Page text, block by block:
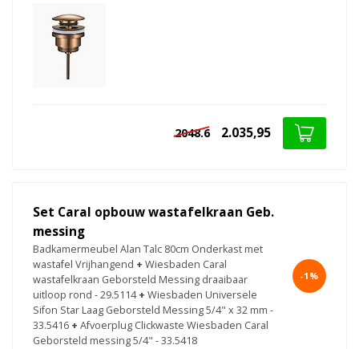
2048.6 2.035,95
Set Caral opbouw wastafelkraan Geb.
messing
Badkamermeubel Alan Talc 80cm Onderkast met
wastafel Vrijhangend + Wiesbaden Caral
wastafelkraan Geborsteld Messing draaibaar
uitloop rond - 29.5114 + Wiesbaden Universele
Sifon Star Laag Geborsteld Messing 5/4" x 32 mm -
33.5416 + Afvoerplug Clickwaste Wiesbaden Caral
Geborsteld messing 5/4" - 33.5418
-1%